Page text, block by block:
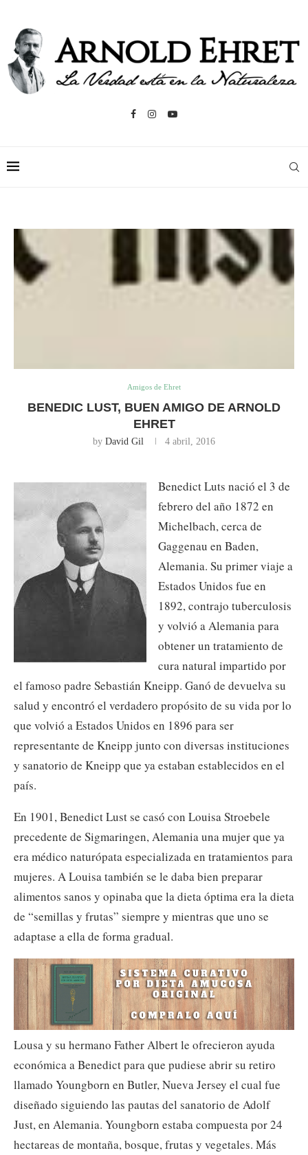
Amigos de Ehret
BENEDIC LUST, BUEN AMIGO DE ARNOLD
EHRET
by David Gil 4 abril, 2016
Benedict Luts nació el 3 de
febrero del año 1872 en
Michelbach, cerca de
Gaggenau en Baden,
Alemania. Su primer viaje a
Estados Unidos fue en
1892, contrajo tuberculosis
y volvió a Alemania para
obtener un tratamiento de
cura natural impartido por
el famoso padre Sebastián Kneipp. Ganó de devuelva su
salud y encontró el verdadero propósito de su vida por lo
que volvió a Estados Unidos en 1896 para ser
representante de Kneipp junto con diversas instituciones
y sanatorio de Kneipp que ya estaban establecidos en el
país.
En 1901, Benedict Lust se casó con Louisa Stroebele
precedente de Sigmaringen, Alemania una mujer que ya
era médico naturópata especializada en tratamientos para
mujeres. A Louisa también se le daba bien preparar
alimentos sanos y opinaba que la dieta óptima era la dieta
de “semillas y frutas” siempre y mientras que uno se
adaptase a ella de forma gradual.
Lousa y su hermano Father Albert le ofrecieron ayuda
económica a Benedict para que pudiese abrir su retiro
llamado Youngborn en Butler, Nueva Jersey el cual fue
diseñado siguiendo las pautas del sanatorio de Adolf
Just, en Alemania. Youngborn estaba compuesta por 24
hectareas de montaña, bosque, frutas y vegetales. Más